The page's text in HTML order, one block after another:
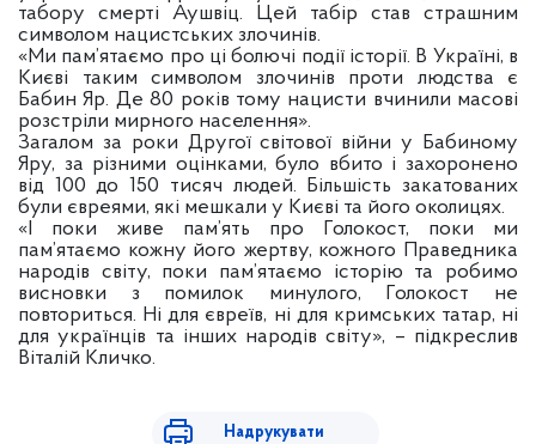
табору смерті Аушвіц. Цей табір став страшним
символом нацистських злочинів.
«Ми пам’ятаємо про ці болючі події історії. В Україні, в
Києві таким символом злочинів проти людства є
Бабин Яр. Де 80 років тому нацисти вчинили масові
розстріли мирного населення».
Загалом за роки Другої світової війни у Бабиному
Яру, за різними оцінками, було вбито і захоронено
від 100 до 150 тисяч людей. Більшість закатованих
були євреями, які мешкали у Києві та його околицях.
«І поки живе пам’ять про Голокост, поки ми
пам’ятаємо кожну його жертву, кожного Праведника
народів світу, поки пам’ятаємо історію та робимо
висновки з помилок минулого, Голокост не
повториться. Ні для євреїв, ні для кримських татар, ні
для українців та інших народів світу», – підкреслив
Віталій Кличко.
Надрукувати